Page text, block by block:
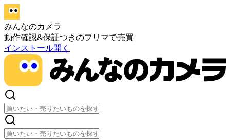
みんなのカメラ
動作確認&保証つきのフリマで売買
インストール開く